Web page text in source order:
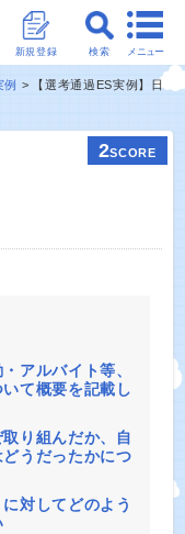
メニュー
検索
新規登録
例
【選考通過ES実例】日
2SCORE
アルバイト等、
て概要を記載し
り組んだか、自
うだったかにつ
対してどのよう